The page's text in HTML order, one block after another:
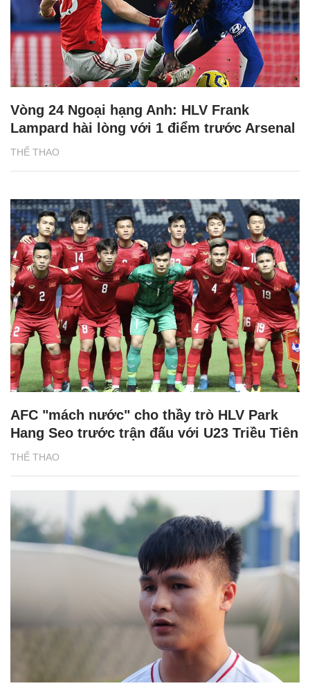
THỂ THAO
Vòng 24 Ngoại hạng Anh: HLV Frank
Lampard hài lòng với 1 điểm trước Arsenal
THỂ THAO
AFC "mách nước" cho thầy trò HLV Park
Hang Seo trước trận đấu với U23 Triều Tiên